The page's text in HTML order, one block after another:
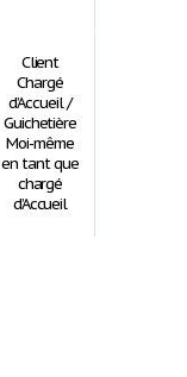
Client
Chargé
d’Accueil /
Guichetière
Moi-même
en tant que
chargé
d’Accueil